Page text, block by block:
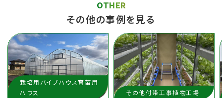
OTHER
その他の事例を見る
栽培用パイプハウス育苗用
ハウス
その他付帯工事植物工場